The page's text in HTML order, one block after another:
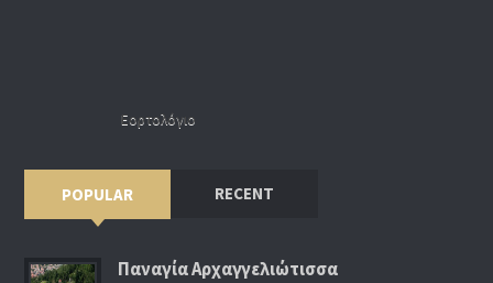
Εορτολόγιο
POPULAR RECENT
Παναγία Αρχαγγελιώτισσα